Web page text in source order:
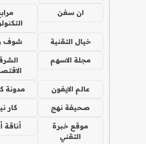
ان سفن
خيال التقنية شوف
مجلة الاسهم
عالم الايفون مدونة
صحيفة نهج كار
موقع خبرة
التقني
أناقة